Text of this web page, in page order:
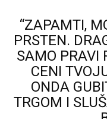
“ZAPAMTI,
PRSTEN.
SAMO PRAVI
CENI
ONDA
TRGOM I